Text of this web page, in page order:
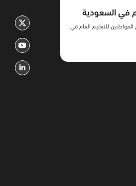
في السعودية
المواطنين للتعليم العام في